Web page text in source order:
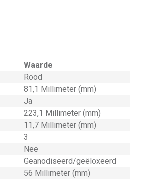
Waarde
Rood
81,1 Millimeter (mm)
Ja
223,1 Millimeter (mm)
11,7 Millimeter (mm)
3
Nee
Geanodiseerd/geëloxeerd
56 Millimeter (mm)